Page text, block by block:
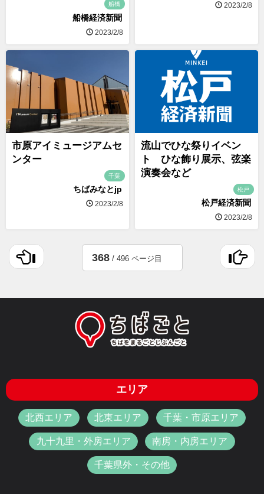
船橋
船橋経済新聞
2023/2/8
2023/2/8
市原アイミュージアムセ
ンター
千葉
ちばみなとjp
2023/2/8
流山でひな祭りイベン
ト ひな飾り展示、弦楽
演奏会など
松戸
松戸経済新聞
2023/2/8
368/ 496 ページ目
エリア
北西エリア 北東エリア 千葉・市原エリア
九十九里・外房エリア 南房・内房エリア
千葉県外・その他